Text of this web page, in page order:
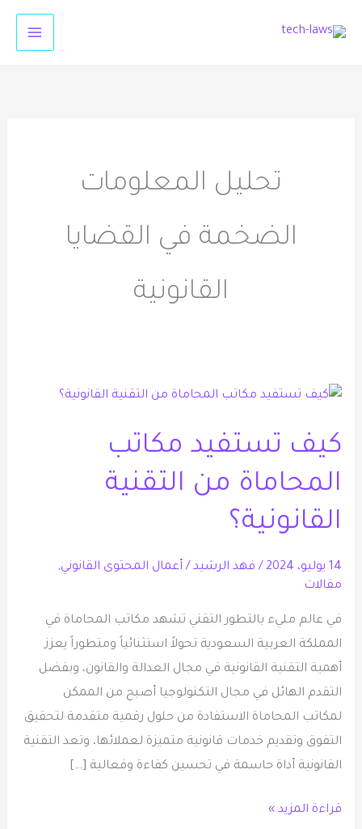
تحليل المعلومات
الضخمة في القضايا
القانونية
كيف تستفيد مكاتب
المحاماة من التقنية
القانونية؟
14 يوليو، 2024 / فهد الرشيد/ أعمال المحتوى القانوني,
مقالات
في عالم مليء بالتطور التقني تشهد مكاتب المحاماة في
المملكة العربية السعودية تحولاً استثنائياً ومتطوراً يعزز
أهمية التقنية القانونية في مجال العدالة والقانون، وبفضل
التقدم الهائل في مجال التكنولوجيا أصبح من الممكن
لمكاتب المحاماة الاستفادة من حلول رقمية متقدمة لتحقيق
التفوق وتقديم خدمات قانونية متميزة لعملائها، وتعد التقنية
القانونية أداة حاسمة في تحسين كفاءة وفعالية […]
كيف
مكاتب
من
التقنية
قراءة المزيد »